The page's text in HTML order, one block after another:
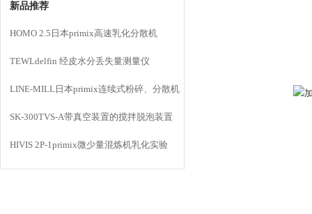
新品推荐
HOMO 2.5日本primix高速乳化分散机
TEWLdelfin 经皮水分丢失量测量仪
LINE-MILL日本primix连续式粉碎、分散机
LINE MILL
SK-300TVS-A带真空装置的搅拌脱泡装置
HIVIS 2P-1primix微少量混炼机乳化实验